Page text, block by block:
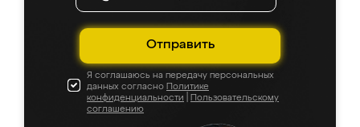
Отправить
Я соглашаюсь на передачу персональных
данных согласно Политике
конфиденциальности
Пользовательскому
соглашению